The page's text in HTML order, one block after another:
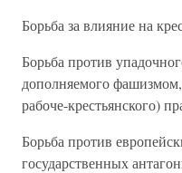
Борьба за влияние на
Борьба против
дополняемого
рабоче-крестьянского)
Борьба против
государственных